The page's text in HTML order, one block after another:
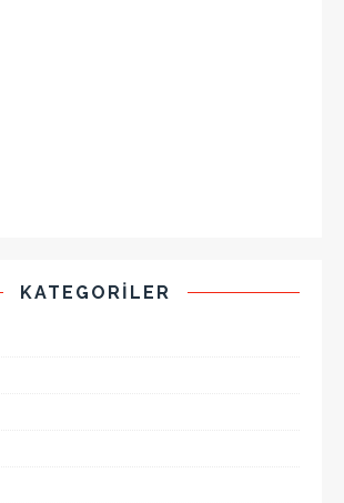
KATEGORILER